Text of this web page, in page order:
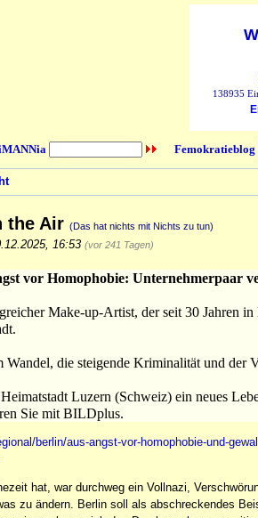
138935
Femokratieblog
the Air (Das hat nichts mit Nichts zu tun)
16:53 (vor 241 Tagen)
vor Homophobie: Unternehmerpaar
Make-up-Artist, der seit 30 Jahren
Wandel, die steigende Kriminalität und der
Luzern (Schweiz) ein neues
Sie mit BILDplus.
berlin/aus-angst-vor-homophobie-und-
hat, war durchweg ein Vollnazi,
zu ändern. Berlin soll als abschreckendes